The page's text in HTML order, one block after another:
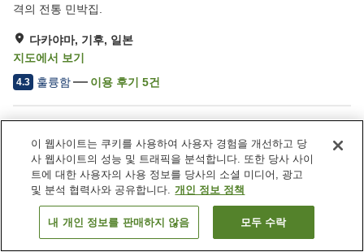
격의 전통 민박집.
다카야마, 기후, 일본
지도에서 보기
4.3 훌륭함 이용 후기 5건
Wi-Fi
주차장
역에서 도보 5분
건물 내에 온천 있음
일본 기후
다카야마
히다타카야마 온천 민슈쿠 구와타니야객실 보기
이 웹사이트는 쿠키를 사용하여 사용자 경험을 개선하고 당
사 웹사이트의 성능 및 트래픽을 분석합니다. 또한 당사 사이
트에 대한 사용자의 사용 정보를 당사의 소셜 미디어, 광고
및 분석 협력사와 공유합니다. 개인 정보 정책
내 개인 정보를 판매하지 않음 모두 수락